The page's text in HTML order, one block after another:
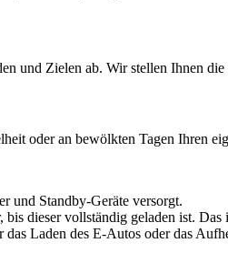
und Zielen ab. Wir stellen Ihnen
oder an bewölkten Tagen Ihren
und Standby-Geräte versorgt.
dieser vollständig geladen ist.
Laden des E-Autos oder das